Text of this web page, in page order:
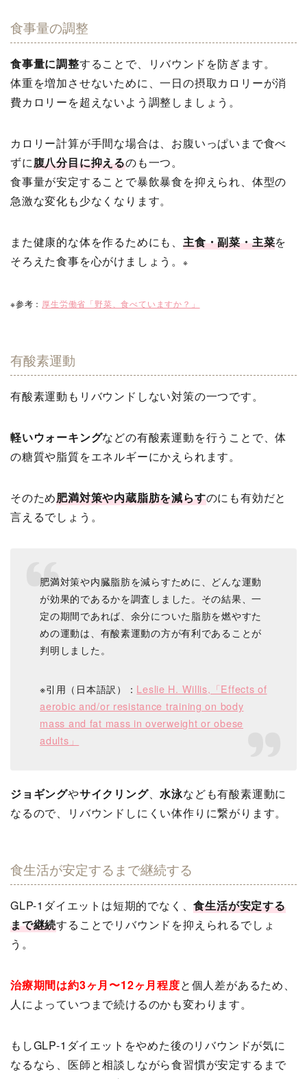
食事量の調整
食事量に調整することで、リバウンドを防ぎます。
体重を増加させないために、一日の摂取カロリーが消
費カロリーを超えないよう調整しましょう。
カロリー計算が手間な場合は、お腹いっぱいまで食べ
ずに腹八分目に抑えるのも一つ。
食事量が安定することで暴飲暴食を抑えられ、体型の
急激な変化も少なくなります。
また健康的な体を作るためにも、主食・副菜・主菜を
そろえた食事を心がけましょう。
※
※参考： 厚生労働省「野菜、食べていますか？」
有酸素運動
有酸素運動もリバウンドしない対策の一つです。
軽いウォーキングなどの有酸素運動を行うことで、体
の糖質や脂質をエネルギーにかえられます。
そのため肥満対策や内蔵脂肪を減らすのにも有効だと
言えるでしょう。
肥満対策や内臓脂肪を減らすために、どんな運動
が効果的であるかを調査しました。その結果、一
定の期間であれば、余分についた脂肪を燃やすた
めの運動は、有酸素運動の方が有利であることが
判明しました。
※引用（日本語訳）： Leslie H. Willis,「Effects of
aerobic and/or resistance training on body
mass and fat mass in overweight or obese
adults」
ジョギングやサイクリング、水泳なども有酸素運動に
なるので、リバウンドしにくい体作りに繋がります。
食生活が安定するまで継続する
GLP-1ダイエットは短期的でなく、食生活が安定する
まで継続することでリバウンドを抑えられるでしょ
う。
治療期間は約3ヶ月〜12ヶ月程度と個人差があるため、
人によっていつまで続けるのかも変わります。
もしGLP-1ダイエットをやめた後のリバウンドが気に
なるなら、医師と相談しながら食習慣が安定するまで